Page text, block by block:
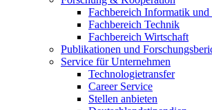
Fachbereich Informatik und
Fachbereich Technik
Fachbereich Wirtschaft
Publikationen und
Service für Unternehmen
Technologietransfer
Career Service
Stellen anbieten